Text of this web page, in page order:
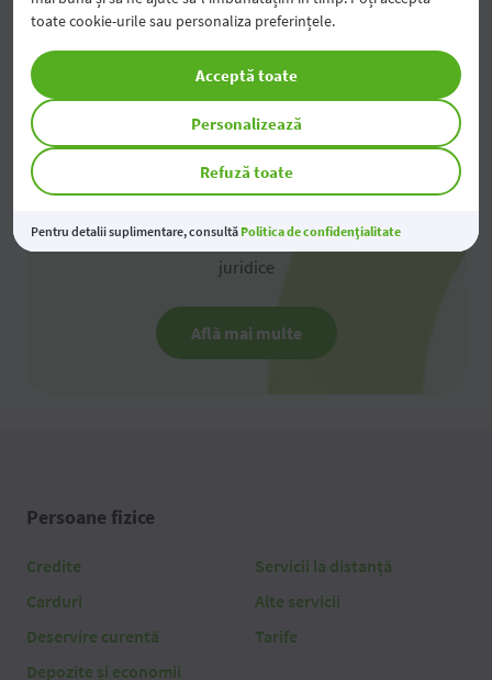
OTP Internet și Mobile Banking
Descoperă Internet și Mobile Banking pentru persoane
juridice
Află mai multe
Persoane fizice
Credite
Carduri
Deservire curentă
Depozite și economii
Servicii la distanță
Alte servicii
Tarife
toate cookie-urile sau personaliza preferințele.
Refuză toate
Personalizează
Acceptă toate
Pentru detalii suplimentare, consultă Politica de confidențialitate